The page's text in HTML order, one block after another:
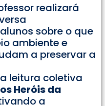
realizará
sobre o que
ambiente e
a preservar a
leitura coletiva
Heróis da
a